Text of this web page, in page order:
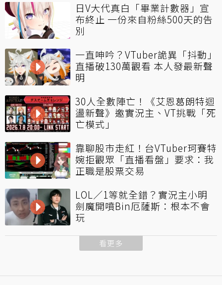
日V大代真白「畢業計數器」宣
布終止 一份來自粉絲500天的告
別
一直呻吟？VTuber詭異「抖動」
直播破130萬觀看 本人發最新聲
明
30人全數陣亡！《艾恩葛朗特迴
盪新聲》邀實況主、VT挑戰「死
亡模式」
靠聊股市走紅！台VTuber珂賽特
婉拒觀眾「直播看盤」要求：我
正職是股票交易
LOL／1等就全錯？實況主小明
劍魔開噴Bin厄薩斯：根本不會
玩
看更多